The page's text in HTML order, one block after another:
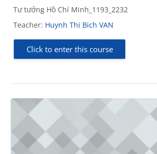
Tư tưởng Hồ Chí Minh_1193_2232
Teacher: Huynh Thi Bich VAN
Click to enter this course